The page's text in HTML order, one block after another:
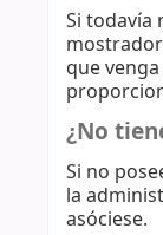
Si todavía
que
¿No
Si no
la
asóciese.